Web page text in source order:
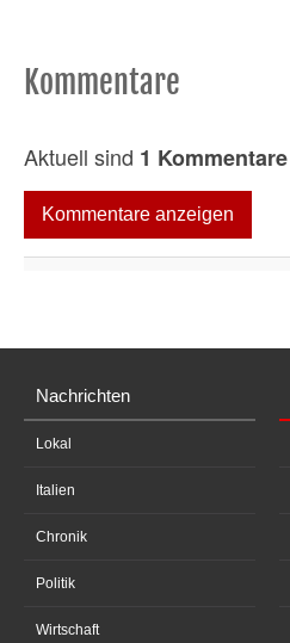
Kommentare
Aktuell sind 1 Kommentare
Kommentare anzeigen
Nachrichten
Lokal
Italien
Chronik
Politik
Wirtschaft